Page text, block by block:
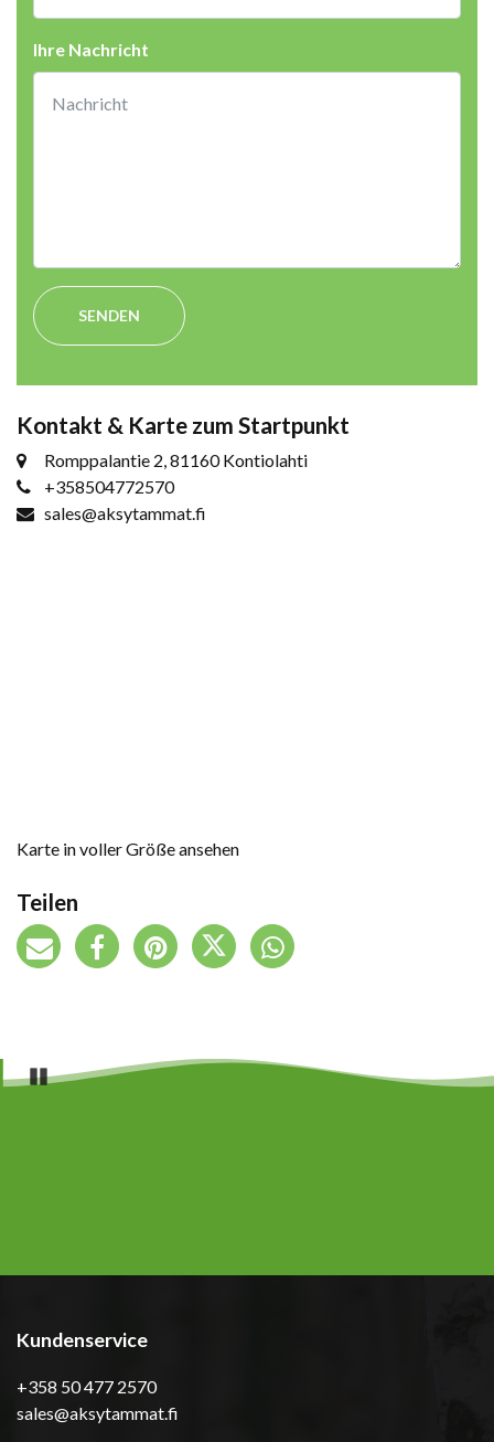
Ihre Nachricht
SENDEN
Kontakt & Karte zum Startpunkt
Romppalantie 2, 81160 Kontiolahti
+358504772570
sales@aksytammat.fi
Karte in voller Größe ansehen
Teilen
Pause
Kundenservice
+358 50 477 2570
sales@aksytammat.fi